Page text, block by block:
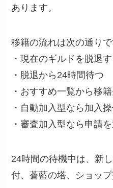
あります。
移籍の流れは次の通りで
・現在のギルドを脱退
・脱退から24時間待つ
・おすすめ一覧から移
・自動加入型なら加入
・審査加入型なら申請
24時間の待機中は、新
付、蒼藍の塔、ショッ